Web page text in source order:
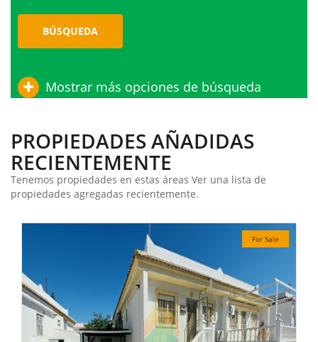
BÚSQUEDA
Mostrar más opciones de búsqueda
PROPIEDADES AÑADIDAS
RECIENTEMENTE
Tenemos propiedades en estas áreas Ver una lista de
propiedades agregadas recientemente.
For Sale